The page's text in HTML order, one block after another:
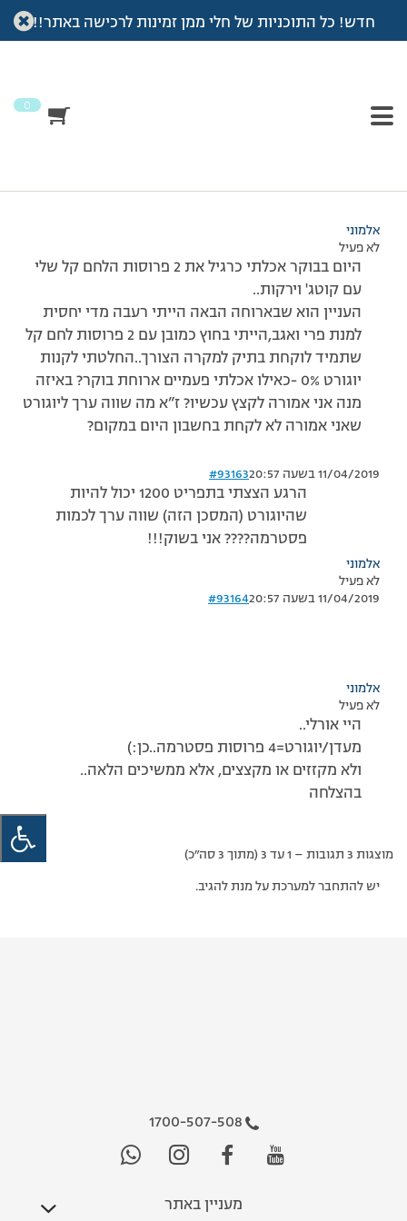
חדש! כל התוכניות של חלי ממן זמינות לרכישה באתר!!
0
עמוד הבית >דיונים>פורום >
???
מוצגות 3 תגובות – 1 עד 3 (מתוך 3 סה״כ)
אלמוני
לא פעיל
היום בבוקר אכלתי כרגיל את 2 פרוסות הלחם קל שלי
עם קוטג' וירקות..
העניין הוא שבארוחה הבאה הייתי רעבה מדי יחסית
למנת פרי ואגב,הייתי בחוץ כמובן עם 2 פרוסות לחם קל
שתמיד לוקחת בתיק למקרה הצורך..החלטתי לקנות
יוגורט 0% -כאילו אכלתי פעמיים ארוחת בוקר? באיזה
מנה אני אמורה לקצץ עכשיו? ז”א מה שווה ערך ליוגורט
שאני אמורה לא לקחת בחשבון היום במקום?
11/04/2019 בשעה 20:57 #93163
אלמוני
לא פעיל
הרגע הצצתי בתפריט 1200 יכול להיות
שהיוגורט (המסכן הזה) שווה ערך לכמות
פסטרמה???? אני בשוק!!!
11/04/2019 בשעה 20:57 #93164
אלמוני
לא פעיל
היי אורלי..
מעדן/יוגורט=4 פרוסות פסטרמה..כן:)
ולא מקזזים או מקצצים, אלא ממשיכים הלאה..
בהצלחה
מוצגות 3 תגובות – 1 עד 3 (מתוך 3 סה״כ)
יש להתחבר למערכת על מנת להגיב.
1700-507-508
מעניין באתר